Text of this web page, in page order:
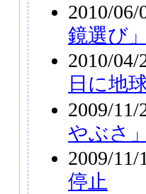
2010/06/
鏡選び
2010/04/
日に地
2009/11/
やぶさ
2009/11/
停止